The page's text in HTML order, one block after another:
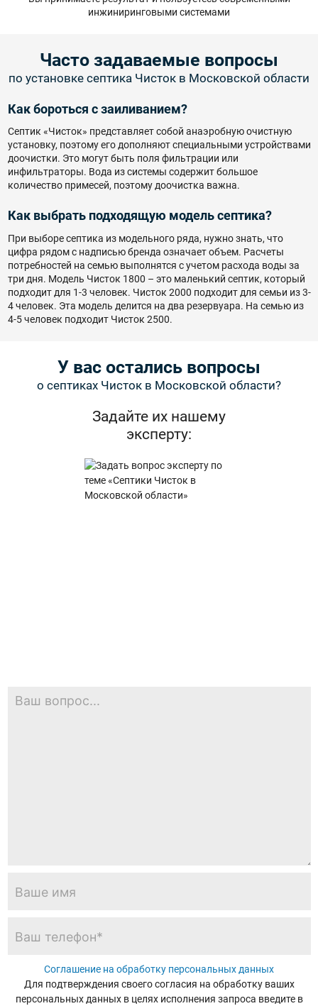
инжиниринговыми системами
Часто задаваемые вопросы
по установке септика Чисток в Московской области
Как бороться с заиливанием?
Септик «Чисток» представляет собой анаэробную очистную
установку, поэтому его дополняют специальными устройствами
доочистки. Это могут быть поля фильтрации или
инфильтраторы. Вода из системы содержит большое
количество примесей, поэтому доочистка важна.
Как выбрать подходящую модель септика?
При выборе септика из модельного ряда, нужно знать, что
цифра рядом с надписью бренда означает объем. Расчеты
потребностей на семью выполнятся с учетом расхода воды за
три дня. Модель Чисток 1800 – это маленький септик, который
подходит для 1-3 человек. Чисток 2000 подходит для семьи из 3-
4 человек. Эта модель делится на два резервуара. На семью из
4-5 человек подходит Чисток 2500.
У вас остались вопросы
о септиках Чисток в Московской области?
Задайте их нашему
эксперту:
Соглашение на обработку персональных данных
Для подтверждения своего согласия на обработку ваших
персональных данных в целях исполнения запроса введите в